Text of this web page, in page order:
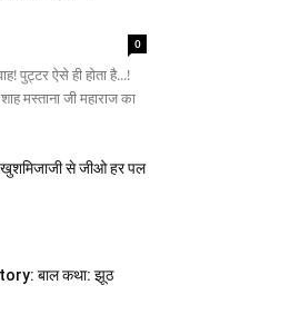
0
पुट्टर ऐसे ही होता है...!
मस्ताना जी महाराज का
से जीओ हर पल
बाल कथा: झूठ